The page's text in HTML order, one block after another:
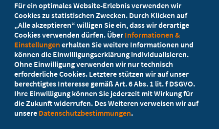
Ihr Landesverband berät Sie!
Ansprechpartner
Werden Sie jetzt Mitglied
5 Vorteile einer MB-Mitgliedschaft
Für ein optimales Website-Erlebnis verwenden wir
Cookies zu statistischen Zwecken. Durch Klicken auf
„Alle akzeptieren“ willigen Sie ein, dass wir derartige
Cookies verwenden dürfen. Über Informationen &
Einstellungen erhalten Sie weitere Informationen und
können die Einwilligungserklärung individualisieren.
Ohne Einwilligung verwenden wir nur technisch
erforderliche Cookies. Letztere stützen wir auf unser
berechtigtes Interesse gemäß Art. 6 Abs. 1 lit. f DSGVO.
Ihre Einwilligung können Sie jederzeit mit Wirkung für
die Zukunft widerrufen. Des Weiteren verweisen wir auf
unsere Datenschutzbestimmungen.